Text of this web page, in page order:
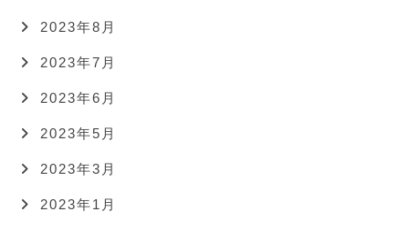
2023年8月
2023年7月
2023年6月
2023年5月
2023年3月
2023年1月